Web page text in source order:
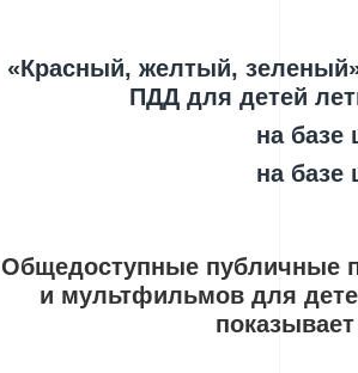
«Красный, желтый,
ПДД для детей
на
на
Общедоступные публичные
и мультфильмов для